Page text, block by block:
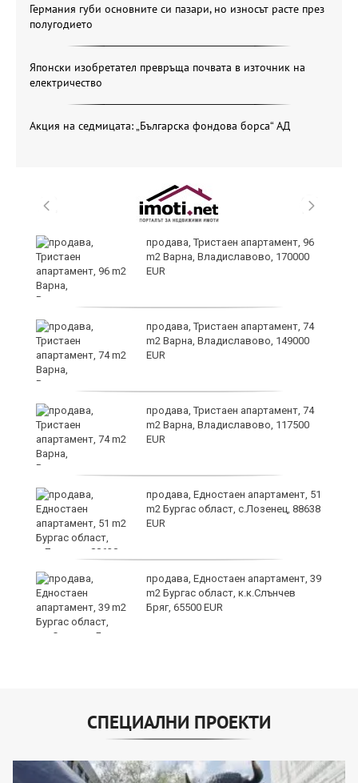
Германия губи основните си пазари, но износът расте през
полугодието
Японски изобретател превръща почвата в източник на
електричество
Акция на седмицата: „Българска фондова борса“ АД
продава, Тристаен апартамент, 96
m2 Варна, Владиславово, 170000
EUR
продава, Тристаен апартамент, 74
m2 Варна, Владиславово, 149000
EUR
продава, Тристаен апартамент, 74
m2 Варна, Владиславово, 117500
EUR
продава, Едностаен апартамент, 51
m2 Бургас област, с.Лозенец, 88638
EUR
продава, Едностаен апартамент, 39
m2 Бургас област, к.к.Слънчев
Бряг, 65500 EUR
СПЕЦИАЛНИ ПРОЕКТИ